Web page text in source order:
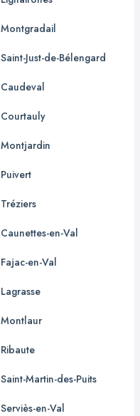
Montgradail
Saint-Just-de-Bélengard
Caudeval
Courtauly
Montjardin
Puivert
Tréziers
Caunettes-en-Val
Fajac-en-Val
Lagrasse
Montlaur
Ribaute
Saint-Martin-des-Puits
Serviès-en-Val